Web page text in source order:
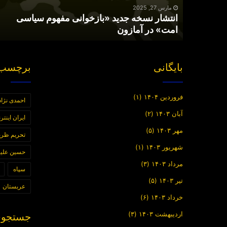
در
آمازون
مارس 27, 2025
انتشار نسخه جدید «بازخوانی مفهوم سیاسی
امت» در آمازون
بایگانی
فروردین ۱۴۰۴ (۱)
آبان ۱۴۰۳ (۲)
مهر ۱۴۰۳ (۵)
شهریور ۱۴۰۳ (۱)
مرداد ۱۴۰۳ (۳)
تیر ۱۴۰۳ (۵)
خرداد ۱۴۰۳ (۶)
اردیبهشت ۱۴۰۳ (۳)
احمدی
ایران
تحریم
حسین
سپاه
عربستان